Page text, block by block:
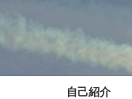
自己紹介